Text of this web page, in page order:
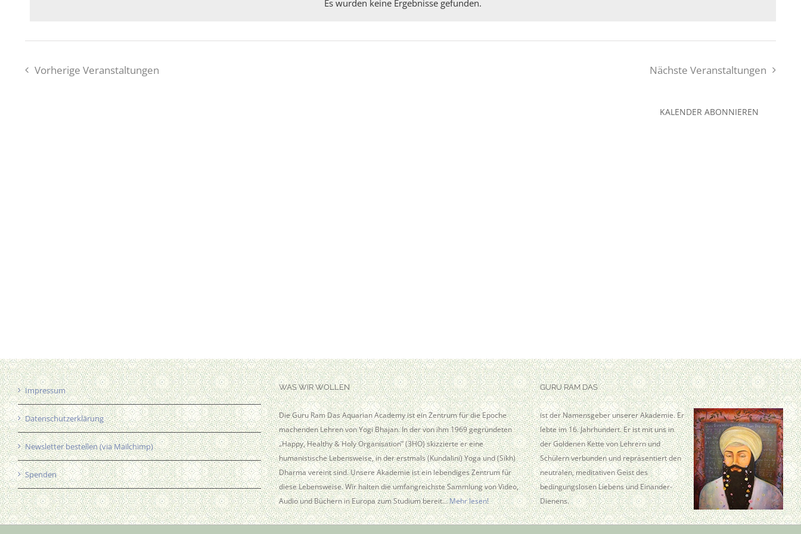
Hinweis
Es wurden keine Ergebnisse gefunden.
Vorherige Veranstaltungen NächsteVeranstaltungen
KALENDER ABONNIEREN
Impressum
Datenschutzerklärung
Newsletter bestellen (via Mailchimp)
Spenden
WAS WIR WOLLEN
Die Guru Ram Das Aquarian Academy ist ein Zentrum für die Epoche
machenden Lehren von Yogi Bhajan. In der von ihm 1969 gegründeten
„Happy, Healthy & Holy Organisation” (3HO) skizzierte er eine
humanistische Lebensweise, in der erstmals (Kundalini) Yoga und (Sikh)
Dharma vereint sind. Unsere Akademie ist ein lebendiges Zentrum für
diese Lebensweise. Wir halten die umfangreichste Sammlung von Video,
Audio und Büchern in Europa zum Studium bereit…Mehr lesen!
GURU RAM DAS
ist der Namensgeber unserer Akademie. Er
lebte im 16. Jahrhundert. Er ist mit uns in
der Goldenen Kette von Lehrern und
Schülern verbunden und repräsentiert den
neutralen, meditativen Geist des
bedingungslosen Liebens und Einander-
Dienens.